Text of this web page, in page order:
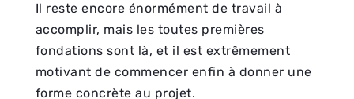
Il reste encore énormément de travail à
accomplir, mais les toutes premières
fondations sont là, et il est extrêmement
motivant de commencer enfin à donner une
forme concrète au projet.